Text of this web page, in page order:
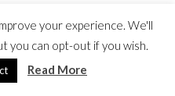
y Generadores
hoy : 785
ayer : 1344
your experience. We'll
you can opt-out if you wish.
Read More